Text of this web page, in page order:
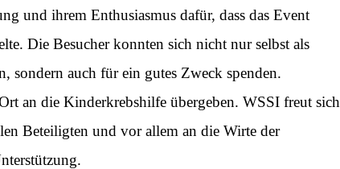
und ihrem Enthusiasmus dafür, dass das Event
Die Besucher konnten sich nicht nur selbst als
sondern auch für ein gutes Zweck spenden.
an die Kinderkrebshilfe übergeben. WSSI freut sich
Beteiligten und vor allem an die Wirte der